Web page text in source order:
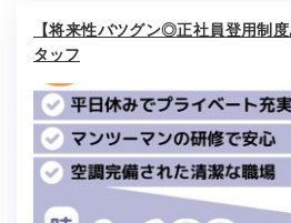
【将来性バツグン◎正社員登用制
タッフ